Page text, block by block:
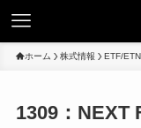
ホーム 株式情報 ETF/
1309：NEXT